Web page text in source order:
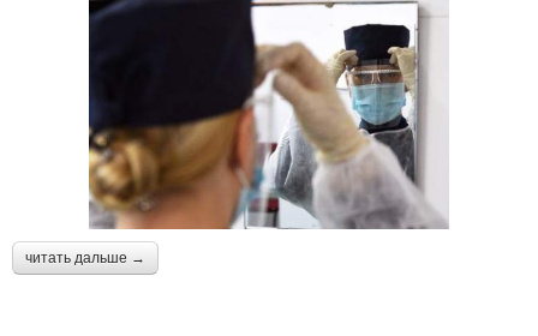
читать дальше →